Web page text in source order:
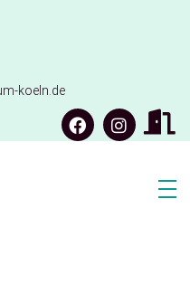
koeln.de